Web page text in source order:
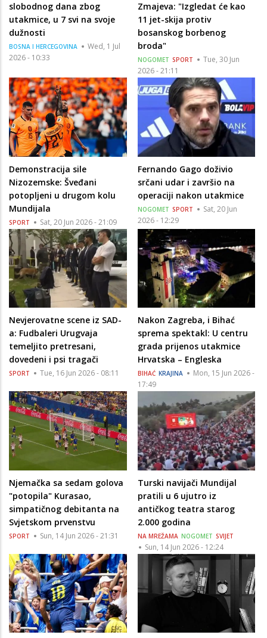
slobodnog dana zbog
utakmice, u 7 svi na svoje
dužnosti
BOSNA I HERCEGOVINA
Wed, 1 Jul
2026 - 10:33
Zmajeva: "Izgledat će kao
11 jet-skija protiv
bosanskog borbenog
broda"
NOGOMET SPORT
Tue, 30 Jun
2026 - 21:11
Demonstracija sile
Nizozemske: Šveđani
potopljeni u drugom kolu
Mundijala
SPORT Sat, 20 Jun 2026 - 21:09
Fernando Gago doživio
srčani udar i završio na
operaciji nakon utakmice
NOGOMET SPORT
Sat, 20 Jun
2026 - 12:29
Nevjerovatne scene iz SAD-
a: Fudbaleri Urugvaja
temeljito pretresani,
dovedeni i psi tragači
SPORT Tue, 16 Jun 2026 - 08:11
Nakon Zagreba, i Bihać
sprema spektakl: U centru
grada prijenos utakmice
Hrvatska – Engleska
BIHAĆ KRAJINA
Mon, 15 Jun 2026 -
17:49
Njemačka sa sedam golova
"potopila" Kurasao,
simpatičnog debitanta na
Svjetskom prvenstvu
SPORT Sun, 14 Jun 2026 - 21:31
Turski navijači Mundijal
pratili u 6 ujutro iz
antičkog teatra starog
2.000 godina
NA MREŽAMA NOGOMET SVIJET
Sun, 14 Jun 2026 - 12:24